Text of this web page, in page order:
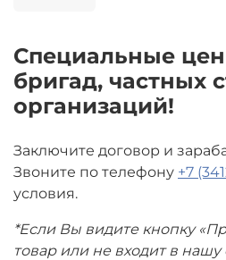
Специальные
бригад, частных
организаций!
Заключите договор и
Звоните по телефону +7
условия.
*Если Вы видите кнопку
товар или не входит в нашу